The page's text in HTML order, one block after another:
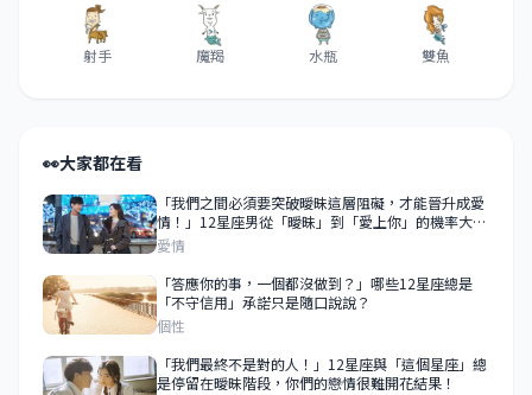
射手 魔羯 水瓶 雙魚
👀大家都在看
「我們之間必須要突破曖昧這層阻礙，才能晉升成愛
情！」12星座男從「曖昧」到「愛上你」的機率大公
開！這樣的機率就是愛上你的主要關鍵！
愛情
「答應你的事，一個都沒做到？」哪些12星座總是
「不守信用」承諾只是隨口說說？
個性
「我們最終不是對的人！」12星座與「這個星座」總
是停留在曖昧階段，你們的戀情很難開花結果！